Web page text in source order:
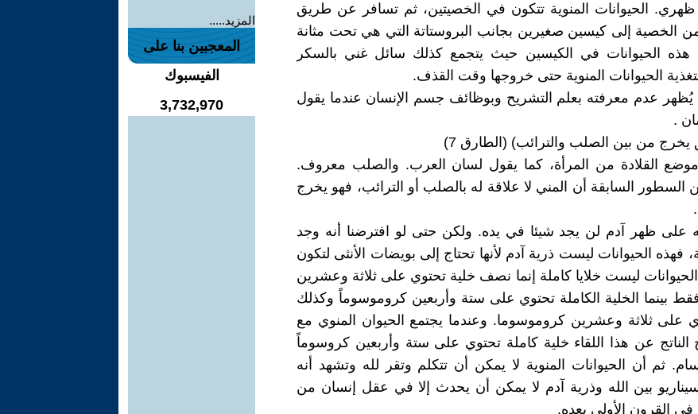
الحيوانات المنوية تتكون في الخصيتين، ثم تسافر عن طريق
الخصية إلى كيسين صغيرين بجانب البروستاتة التي هي تحت مثانة
هذه الحيوانات في الكيسين حيث يتجمع كذلك سائل غني بالسكر
الحيوانات المنوية حتى خروجها وقت القذف.
يُظهر عدم معرفته بعلم التشريح وبوظائف جسم الإنسان عندما يقول
.
من بين الصلب والترائب) (الطارق 7)
موضع القلادة من المرأة، كما يقول لسان العرب. والصلب معروف.
السطور السابقة أن المني لا علاقة له بالصلب أو الترائب، فهو يخرج
على ظهر آدم لن يجد شيئا في يده. ولكن حتى لو افترضنا أنه وجد
فهذه الحيوانات ليست ذرية آدم لأنها تحتاج إلى بويضات الأنثى لتكون
الحيوانات ليست خلايا كاملة إنما نصف خلية تحتوي على ثلاثة وعشرين
بينما الخلية الكاملة تحتوي على ستة وأربعين كروموسوماً وكذلك
على ثلاثة وعشرين كروموسوما. وعندما يجتمع الحيوان المنوي مع
الناتج عن هذا اللقاء خلية كاملة تحتوي على ستة وأربعين كروسوماً
ثم أن الحيوانات المنوية لا يمكن أن تتكلم وتقر لله وتشهد أنه
بين الله وذرية آدم لا يمكن أن يحدث إلا في عقل إنسان من
في القرون الأولى بعده.
المزيد.....
المعجبين بنا على
الفيسبوك
3,732,970